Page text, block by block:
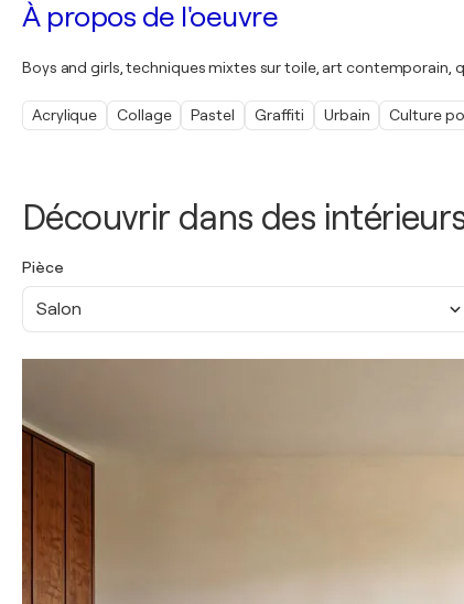
Découvrir dans des
Pièce
Salon
À propos de l'oeuvre
Boys and girls, techniques mixtes sur toile, art contemporain,
Acrylique Collage Pastel Graffiti Urbain Culture